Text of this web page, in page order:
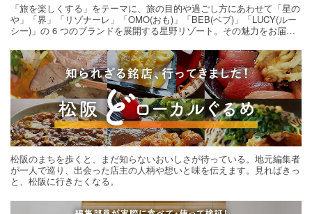
「旅を楽しくする」をテーマに、旅の目的や過ごし方にあわせて「星の
や」「界」「リゾナーレ」「OMO(おも)」「BEB(ベブ)」「LUCY(ルー
シー)」の 6 つのブランドを展開する星野リゾート。その魅力をお届け
松阪のまちを歩くと、まだ知らないおいしさが待っている。地元編集者
が一人で巡り、出会った店主の人柄や想いと味を伝えます。見ればきっ
と、松阪に行きたくなる。